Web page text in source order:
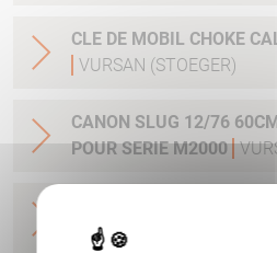
CLE DE MOBIL CHOKE
VURSAN (STOEGER)
CANON SLUG 12/76 60CM CYL HAUSSE
POUR SERIE M2000
(STOEGER)